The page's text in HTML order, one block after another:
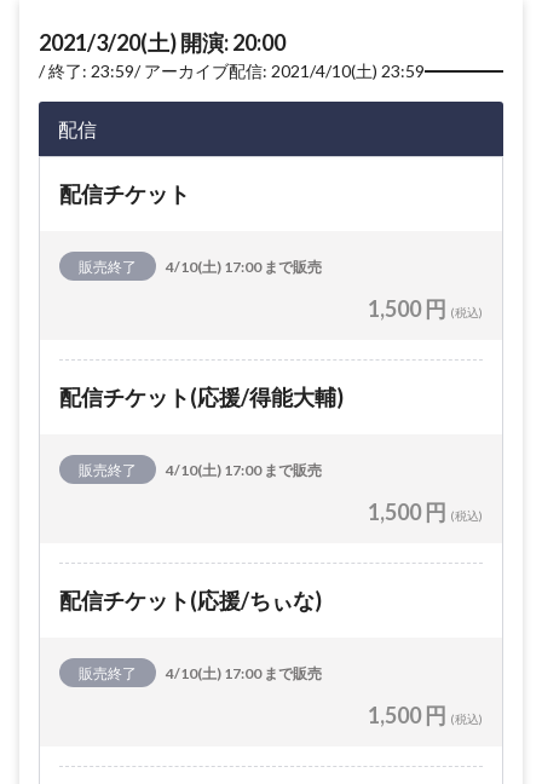
2021/3/20(土) 開演: 20:00
終了: 23:59 アーカイブ配信: 2021/4/10(土) 23:59
配信
配信チケット
販売終了 4/10(土) 17:00 まで販売
1,500 円 (税込)
配信チケット(応援/得能大輔)
販売終了 4/10(土) 17:00 まで販売
1,500 円 (税込)
配信チケット(応援/ちぃな)
販売終了 4/10(土) 17:00 まで販売
1,500 円 (税込)